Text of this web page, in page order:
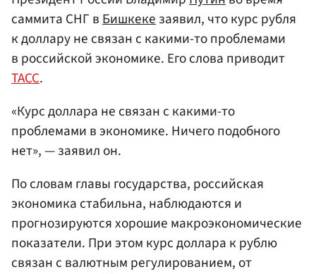
саммита СНГ вБишкекезаявил, что курс рубля
к доллару не связан с какими-то проблемами
в российской экономике. Его слова приводит
ТАСС.
«Курс доллара не связан с какими-то
проблемами в экономике. Ничего подобного
нет», — заявил он.
По словам главы государства, российская
экономика стабильна, наблюдаются и
прогнозируются хорошие макроэкономические
показатели. При этом курс доллара к рублю
связан с валютным регулированием, от